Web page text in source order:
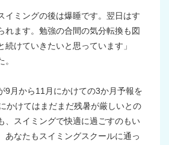
ミングの後は爆睡です。翌日はす
れます。勉強の合間の気分転換も図
続けていきたいと思っています」
9 月から11 月にかけての3か月予報を
かけてはまだまだ残暑が厳しいとの
、スイミングで快適に過ごすのもい
あなたもスイミングスクールに通っ